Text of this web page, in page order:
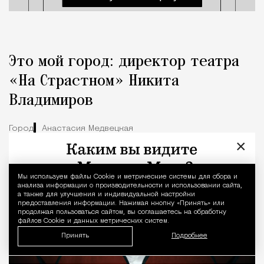
Уведомление
Мы используем файлы Сookie и метрические системы для сбора и
анализа информации о производительности и использовании сайта,
а также для улучшения и индивидуальной настройки
предоставления информации. Нажимая кнопку «Принять» или
продолжая пользоваться сайтом, вы соглашаетесь на обработку
файлов Cookie и данных метрических систем.
Принять Подробнее
Это мой город: директор театра
«На Страстном» Никита
Владимиров
Город Анастасия Медвецкая
×